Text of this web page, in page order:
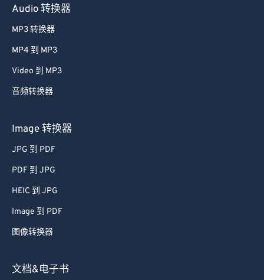
Audio 转换器
MP3 转换器
MP4 到 MP3
Video 到 MP3
音频转换器
Image 转换器
JPG 到 PDF
PDF 到 JPG
HEIC 到 JPG
Image 到 PDF
图像转换器
文档&电子书